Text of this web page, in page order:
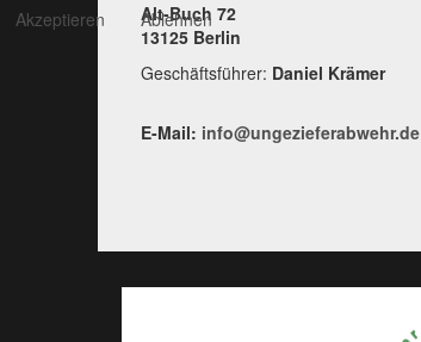
Alt-Buch 72
13125 Berlin
Geschäftsführer: Daniel Krämer
E-Mail: info@ungezieferabwehr.de
Akzeptieren
Ablehnen